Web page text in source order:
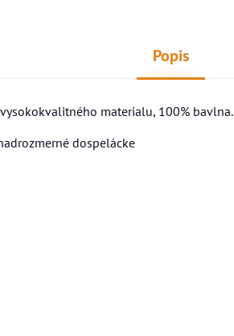
Popis
materialu, 100% bavlna.
dospelácke